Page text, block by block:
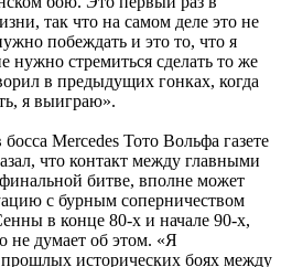
так что на самом деле это не
побеждать и это то, что я
нужно стремиться сделать то же
в предыдущих гонках, когда
я выиграю».
Mercedes Тото Вольфа газете
что контакт между главными
битве, вполне может
с бурным соперничеством
в конце 80-х и начале 90-х,
не думает об этом. «Я
исторических боях между